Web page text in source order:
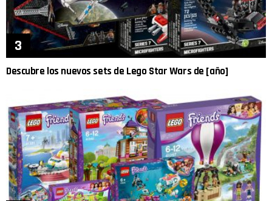
Descubre los nuevos sets de Lego Star Wars de [año]